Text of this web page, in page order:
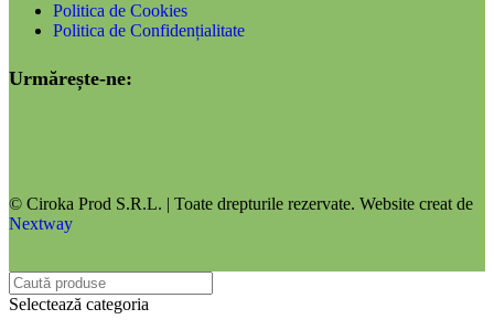
Politica de Cookies
Politica de Confidențialitate
Urmărește-ne:
© Ciroka Prod S.R.L. | Toate drepturile rezervate. Website creat de
Nextway
Selectează categoria